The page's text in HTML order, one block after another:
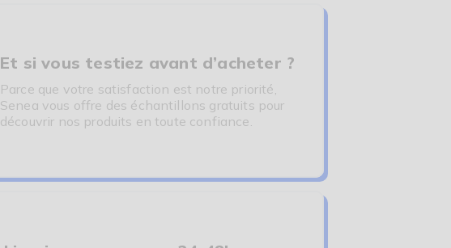
Et si vous testiez avant d’acheter ?
Parce que votre satisfaction est notre priorité,
Senea vous offre des échantillons gratuits pour
découvrir nos produits en toute confiance.